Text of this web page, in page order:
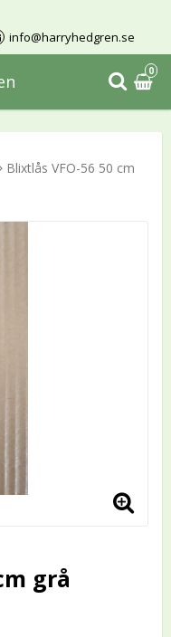
info@harryhedgren.se
0
Blixtlås VFO-56 50 cm
grå